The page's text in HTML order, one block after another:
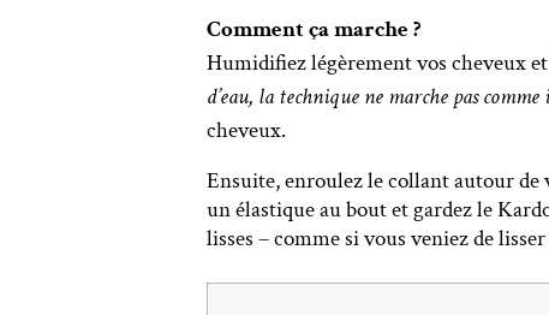
Comment ça marche ?
Humidifiez légèrement vos cheveux
d’eau, la technique ne marche pas
cheveux.
Ensuite, enroulez le collant autour de
un élastique au bout et gardez le
lisses – comme si vous veniez de